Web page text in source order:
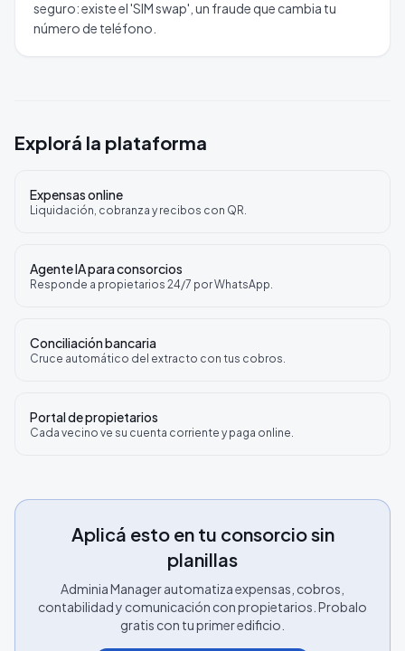
seguro: existe el 'SIM swap', un fraude que cambia tu
número de teléfono.
Explorá la plataforma
Expensas online
Liquidación, cobranza y recibos con QR.
Agente IA para consorcios
Responde a propietarios 24/7 por WhatsApp.
Conciliación bancaria
Cruce automático del extracto con tus cobros.
Portal de propietarios
Cada vecino ve su cuenta corriente y paga online.
Aplicá esto en tu consorcio sin
planillas
Adminia Manager automatiza expensas, cobros,
contabilidad y comunicación con propietarios. Probalo
gratis con tu primer edificio.